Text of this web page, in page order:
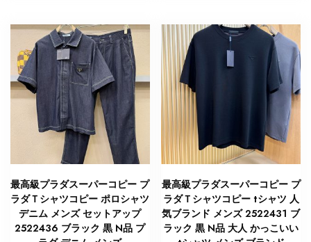
最高級プラダスーパーコピー プ
ラダＴシャツコピー ポロシャツ
デニム メンズ セットアップ
2522436 ブラック 黒 N品 プ
最高級プラダスーパーコピー プ
ラダＴシャツコピー tシャツ 人
気ブランド メンズ 2522431 ブ
ラック 黒 N品 大人 かっこいい